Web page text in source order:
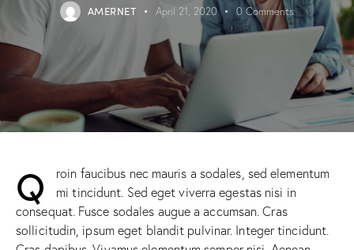
AMERNET April 21, 2020 0 Comments
Q
roin faucibus nec mauris a sodales, sed elementum
mi tincidunt. Sed eget viverra egestas nisi in
consequat. Fusce sodales augue a accumsan. Cras
sollicitudin, ipsum eget blandit pulvinar. Integer tincidunt.